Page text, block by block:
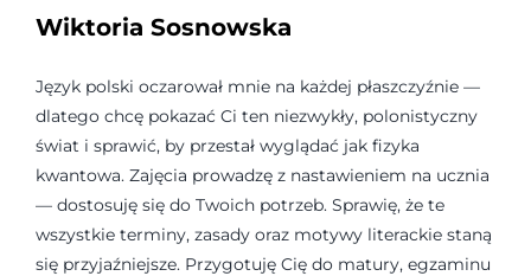
Wiktoria Sosnowska
Język polski oczarował mnie na każdej płaszczyźnie —
dlatego chcę pokazać Ci ten niezwykły, polonistyczny
świat i sprawić, by przestał wyglądać jak fizyka
kwantowa. Zajęcia prowadzę z nastawieniem na ucznia
— dostosuję się do Twoich potrzeb. Sprawię, że te
wszystkie terminy, zasady oraz motywy literackie staną
się przyjaźniejsze. Przygotuję Cię do matury, egzaminu